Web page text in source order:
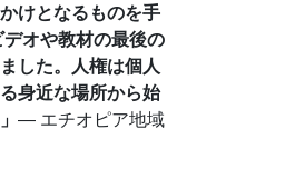
コミュニケーション
けとなるものを手
オや教材の最後の
した。人権は個人
身近な場所から始
― エチオピア地域